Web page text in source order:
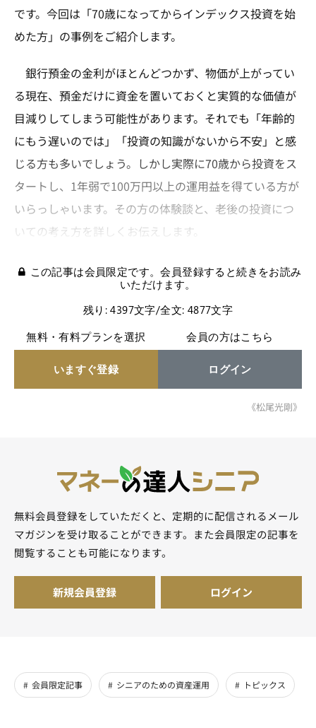
です。今回は「70歳になってからインデックス投資を始
めた方」の事例をご紹介します。
銀行預金の金利がほとんどつかず、物価が上がってい
る現在、預金だけに資金を置いておくと実質的な価値が
目減りしてしまう可能性があります。それでも「年齢的
にもう遅いのでは」「投資の知識がないから不安」と感
じる方も多いでしょう。しかし実際に70歳から投資をス
タートし、1年弱で100万円以上の運用益を得ている方が
いらっしゃいます。その方の体験談と、老後の投資につ
いての考え方を詳しくお伝えします。
この記事は会員限定です。会員登録すると続きをお読み
いただけます。
残り: 4397文字/全文: 4877文字
無料・有料プランを選択
いますぐ登録
会員の方はこちら
ログイン
《松尾光剛》
無料会員登録をしていただくと、定期的に配信されるメール
マガジンを受け取ることができます。また会員限定の記事を
閲覧することも可能になります。
新規会員登録 ログイン
会員限定記事 シニアのための資産運用 トピックス